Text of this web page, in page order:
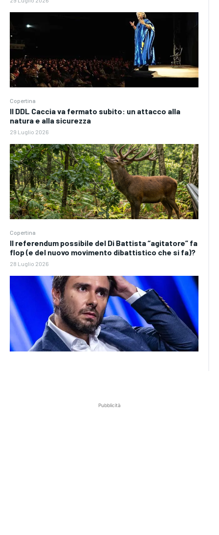
Copertina
Il DDL Caccia va fermato subito: un attacco alla
natura e alla sicurezza
29 Luglio 2026
Copertina
Il referendum possibile del Di Battista “agitatore” fa
flop (e del nuovo movimento dibattistico che si fa)?
28 Luglio 2026
Pubblicità